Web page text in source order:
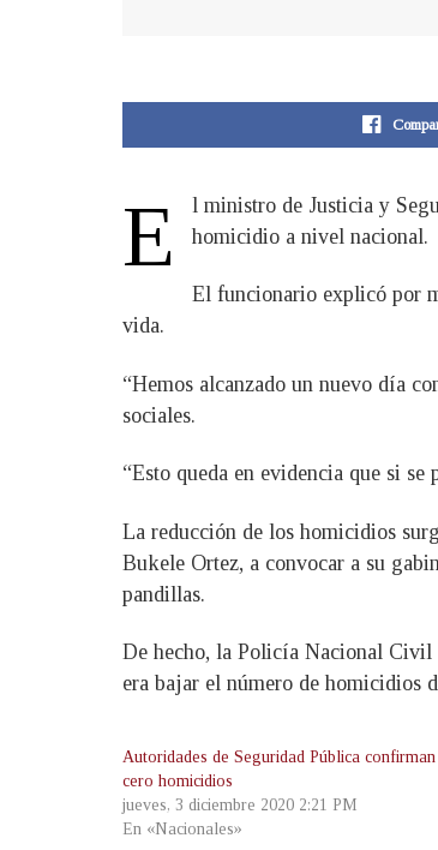
E
l ministro de Justicia y
homicidio a nivel nacional.
El funcionario explicó por
vida.
“Hemos alcanzado un nuevo día
sociales.
“Esto queda en evidencia que si
La reducción de los homicidios
Bukele Ortez, a convocar a su
pandillas.
De hecho, la Policía Nacional Civil
era bajar el número de homicidios
Autoridades de Seguridad Pública
cero homicidios
jueves, 3 diciembre 2020 2:21 PM
En «Nacionales»